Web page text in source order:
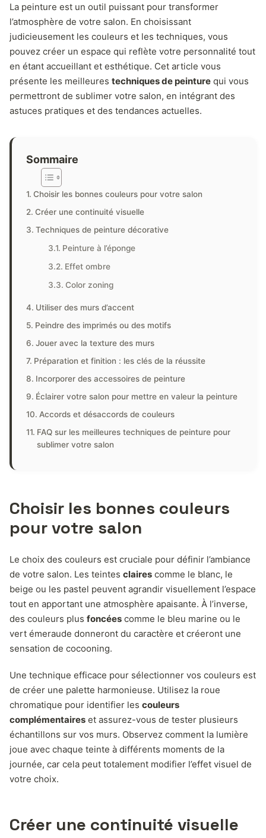
La peinture est un outil puissant pour transformer
l’atmosphère de votre salon. En choisissant
judicieusement les couleurs et les techniques, vous
pouvez créer un espace qui reflète votre personnalité tout
en étant accueillant et esthétique. Cet article vous
présente les meilleures techniques de peinture qui vous
permettront de sublimer votre salon, en intégrant des
astuces pratiques et des tendances actuelles.
Sommaire
Choisir les bonnes couleurs pour votre salon
Créer une continuité visuelle
Techniques de peinture décorative
Peinture à l’éponge
Effet ombre
Color zoning
Utiliser des murs d’accent
Peindre des imprimés ou des motifs
Jouer avec la texture des murs
Préparation et finition : les clés de la réussite
Incorporer des accessoires de peinture
Éclairer votre salon pour mettre en valeur la peinture
Accords et désaccords de couleurs
FAQ sur les meilleures techniques de peinture pour
sublimer votre salon
Choisir les bonnes couleurs
pour votre salon
Le choix des couleurs est cruciale pour définir l’ambiance
de votre salon. Les teintes claires comme le blanc, le
beige ou les pastel peuvent agrandir visuellement l’espace
tout en apportant une atmosphère apaisante. À l’inverse,
des couleurs plus foncées comme le bleu marine ou le
vert émeraude donneront du caractère et créeront une
sensation de cocooning.
Une technique efficace pour sélectionner vos couleurs est
de créer une palette harmonieuse. Utilisez la roue
chromatique pour identifier les couleurs
complémentaires et assurez-vous de tester plusieurs
échantillons sur vos murs. Observez comment la lumière
joue avec chaque teinte à différents moments de la
journée, car cela peut totalement modifier l’effet visuel de
votre choix.
Créer une continuité visuelle